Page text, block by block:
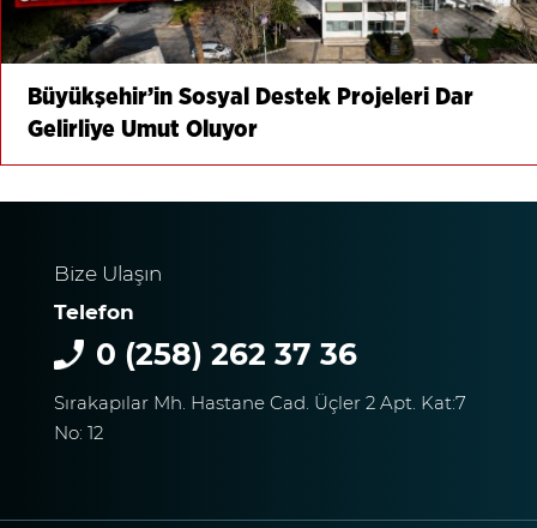
Büyükşehir’in Sosyal Destek Projeleri Dar
Gelirliye Umut Oluyor
Bize Ulaşın
Telefon
0 (258) 262 37 36
Sırakapılar Mh. Hastane Cad. Üçler 2 Apt. Kat:7
No: 12